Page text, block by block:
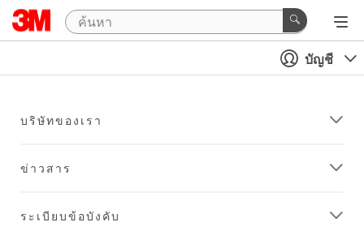
บัญชี
บริษัทของเรา
ข่าวสาร
ระเบียบข้อบังคับ